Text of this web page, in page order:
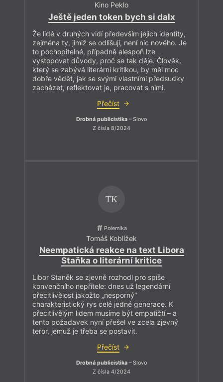
Kino Peklo
Ještě jeden token bych si dalx
Že lidé v druhých vidí především jejich identity,
zejména ty, jimiž se odlišují, není nic nového. Je
to pochopitelné, případně alespoň lze
vystopovat důvody, proč se tak děje. Člověk,
který se zabývá literární kritikou, by měl moc
dobře vědět, jak se svými vlastními předsudky
zacházet, reflektovat je, pracovat s nimi.
Přečíst
Drobná publicistika – Slovo
Z čísla 8/2024
TK
Polemika
Tomáš Koblížek
Neempatická reakce na text Libora
Staňka o literární kritice
Libor Staněk se zjevně rozhodl pro spíše
konvenčního nepřítele: dnes už legendární
přecitlivělost jakožto „nesporný“
charakteristický rys celé jedné generace. K
přecitlivělým lidem musíme být empatičtí – a
tento požadavek nyní přešel ve zcela zjevný
teror, jemuž je třeba se postavit.
Přečíst
Drobná publicistika – Slovo
Z čísla 4/2024